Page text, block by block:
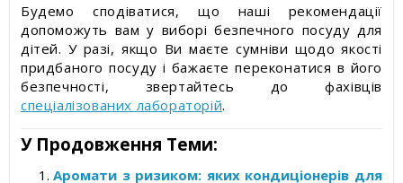
Будемо сподіватися, що наші рекомендації
допоможуть вам у виборі безпечного посуду для
дітей. У разі, якщо Ви маєте сумніви щодо якості
придбаного посуду і бажаєте переконатися в його
безпечності, звертайтесь до фахівців
спеціалізованих лабораторій.
У Продовження Теми:
Аромати з ризиком: яких кондиціонерів для